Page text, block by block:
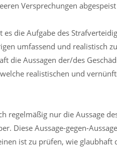
Versprechungen
es die Aufgabe des
umfassend und realistisch
die Aussagen der/des
realistischen und
regelmäßig nur die Aussage
Diese Aussage-gegen-
ist zu prüfen, wie glaubhaft